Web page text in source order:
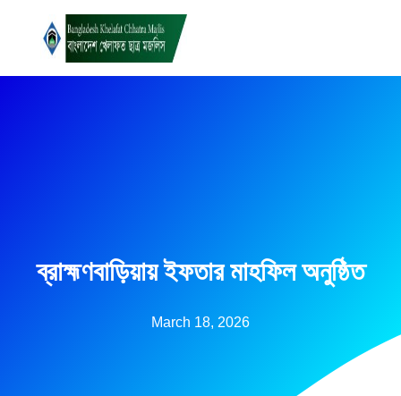
ব্রাহ্মণবাড়িয়ায় ইফতার মাহফিল অনুষ্ঠিত
March 18, 2026